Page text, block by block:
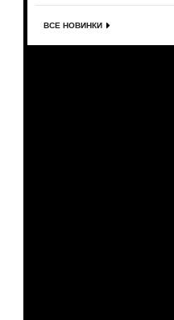
ВСЕ НОВИНКИ